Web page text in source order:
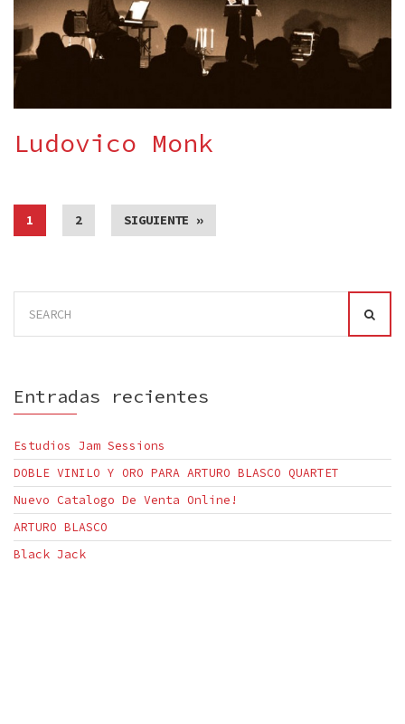
Ludovico Monk
1 2 SIGUIENTE »
for:
Entradas recientes
Estudios Jam Sessions
DOBLE VINILO Y ORO PARA ARTURO BLASCO QUARTET
Nuevo Catalogo De Venta Online!
ARTURO BLASCO
Black Jack